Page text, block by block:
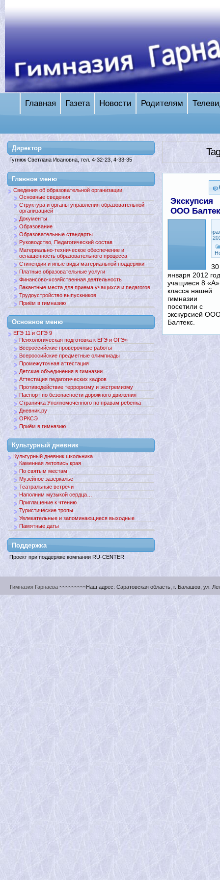
Главная Газета Новости Родителям
Экскупсия
ООО
10,
30
января 2012
учащиеся 8 «А»
класса нашей
гимназии
посетили с
экскурсией
Балтекс.
Директор
Гугнюк Светлана Ивановна, тел. 4-32-23, 4-33-35
Главное меню
Сведения об образовательной организации
Основные сведения
Структура и органы управления образовательной
организацией
Документы
Образование
Образовательные стандарты
Руководство, Педагогический состав
Материально-техническое обеспечение и
оснащенность образовательного процесса
Стипендии и иные виды материальной поддержки
Платные образовательные услуги
Финансово-хозяйственная деятельность
Вакантные места для приема учащихся и педагогов
Трудоустройство выпускников
Приём в гимназию
Основное меню
ЕГЭ 11 и ОГЭ 9
Психологическая подготовка к ЕГЭ и ОГЭ»
Всероссийские проверочные работы
Всероссийские предметные олимпиады
Промежуточная аттестация
Детские объединения в гимназии
Аттестация педагогических кадров
Противодействие терроризму и экстремизму
Паспорт по безопасности дорожного движения
Страничка Уполномоченного по правам ребенка
Дневник.ру
ОРКСЭ
Приём в гимназию
Культурный дневник
Культурный дневник школьника
Каменная летопись края
По святым местам
Музейное зазеркалье
Театральные встречи
Наполним музыкой сердца…
Приглашение к чтению
Туристические тропы
Увлекательные и запоминающиеся выходные
Памятные даты
Поддержкa
Проект при поддержке компании RU-CENTER
Гимназия Гарнаева ~~~~~~~~~Наш адрес: Саратовская область, г. Балашов, ул.